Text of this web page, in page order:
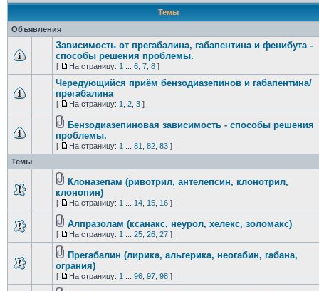
Темы
Объявления
Зависимость от прегабалина, габапентина и фенибута -
способы решения проблемы.
[ На страницу: 1 6, 7, 8]
Чередующийся приём бензодиазепинов и габапентина/
прегабалина
[ На страницу: 1 2, 3]
Бензодиазепиновая зависимость - способы решения
проблемы.
[ На страницу: 1 81 82, 83]
Темы
Клоназепам (ривотрил, антелепсин, клонотрил,
клонопин)
[ На страницу: 1 14, 15, 16]
Алпразолам (ксанакс, неурол, хелекс, золомакс)
[ На страницу: 1 25, 26, 27]
Прегабалин (лирика, альгерика, неогабин, габана,
ограния)
[ На страницу: 1 96, 97, 98]